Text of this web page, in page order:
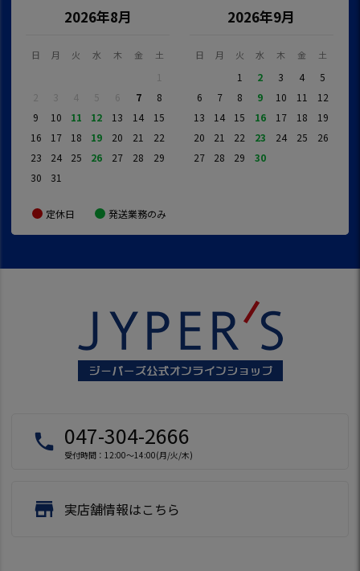
2026年8月
日 月 火 水 木 金 土
1
2
3 4 5 6 7
8
9
10 11 12 13 14
15
16
17 18 19 20 21
22
23
24 25 26 27 28
29
30
31
2026年9月
日 月 火 水 木 金 土
1 2 3 4
5
6
7 8 9 10 11
12
13
14 15 16 17 18
19
20
21 22 23 24 25
26
27
28 29 30
定休日 発送業務のみ
local_phone 047-304-2666
受付時間：12:00～14:00(月/火/木)
store 実店舗情報はこちら